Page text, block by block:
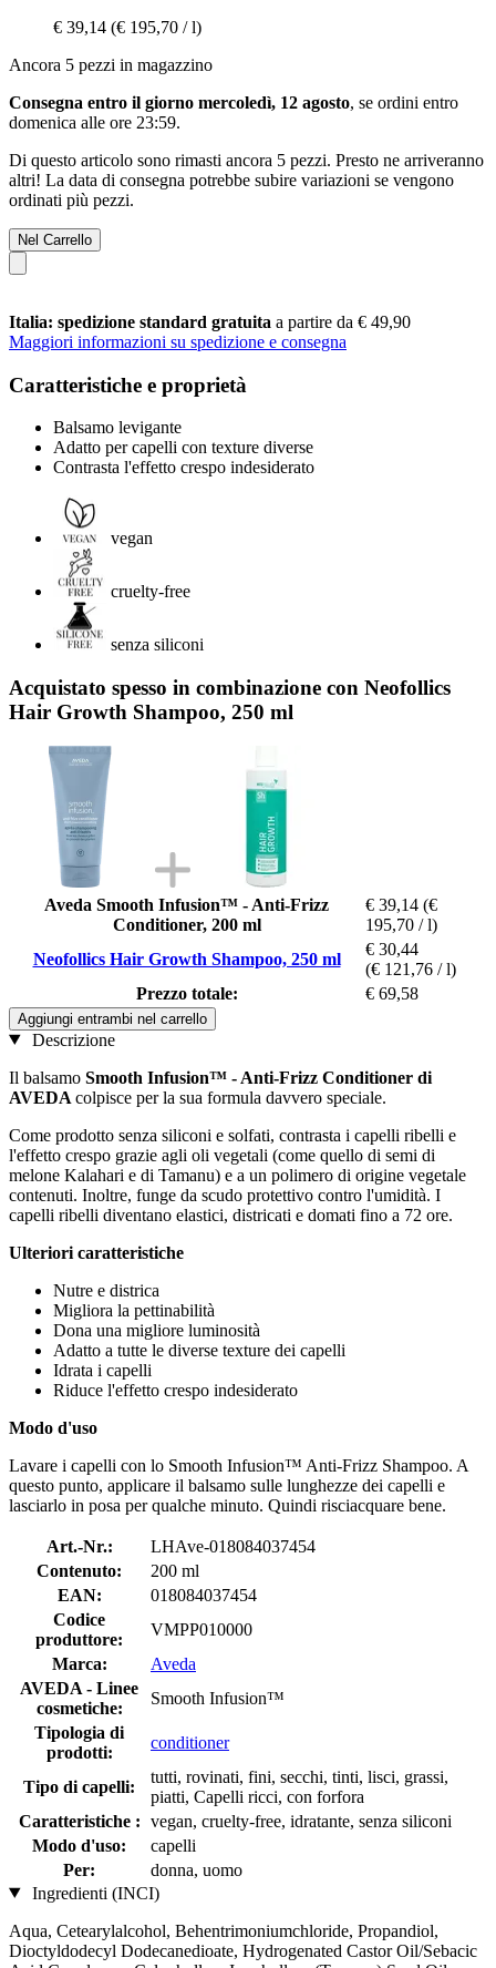
€ 39,14 (€ 195,70 / l)
Ancora 5 pezzi in magazzino
Consegna entro il giorno mercoledì, 12 agosto, se ordini entro
domenica alle ore 23:59.
Di questo articolo sono rimasti ancora 5 pezzi. Presto ne arriveranno
altri! La data di consegna potrebbe subire variazioni se vengono
ordinati più pezzi.
Nel Carrello
Italia: spedizione standard gratuita a partire da € 49,90
Maggiori informazioni su spedizione e consegna
Caratteristiche e proprietà
Balsamo levigante
Adatto per capelli con texture diverse
Contrasta l'effetto crespo indesiderato
vegan
cruelty-free
senza siliconi
Acquistato spesso in combinazione con Neofollics
Hair Growth Shampoo, 250 ml
Aveda Smooth Infusion™ - Anti-Frizz
Conditioner, 200 ml
€ 39,14 (€
195,70 / l)
Neofollics Hair Growth Shampoo, 250 ml
€ 30,44
(€ 121,76 / l)
Prezzo totale:
€ 69,58
Aggiungi entrambi nel carrello
Descrizione
Il balsamo Smooth Infusion™ - Anti-Frizz Conditioner di
AVEDA colpisce per la sua formula davvero speciale.
Come prodotto senza siliconi e solfati, contrasta i capelli ribelli e
l'effetto crespo grazie agli oli vegetali (come quello di semi di
melone Kalahari e di Tamanu) e a un polimero di origine vegetale
contenuti. Inoltre, funge da scudo protettivo contro l'umidità. I
capelli ribelli diventano elastici, districati e domati fino a 72 ore.
Ulteriori caratteristiche
Nutre e districa
Migliora la pettinabilità
Dona una migliore luminosità
Adatto a tutte le diverse texture dei capelli
Idrata i capelli
Riduce l'effetto crespo indesiderato
Modo d'uso
Lavare i capelli con lo Smooth Infusion™ Anti-Frizz Shampoo. A
questo punto, applicare il balsamo sulle lunghezze dei capelli e
lasciarlo in posa per qualche minuto. Quindi risciacquare bene.
Art.-Nr.:
LHAve-018084037454
Contenuto:
200 ml
EAN:
018084037454
Codice
produttore:
VMPP010000
Marca:
Aveda
AVEDA - Linee
cosmetiche:
Smooth Infusion™
Tipologia di
prodotti:
conditioner
Tipo di capelli:
tutti, rovinati, fini, secchi, tinti, lisci, grassi,
piatti, Capelli ricci, con forfora
Caratteristiche : vegan, cruelty-free, idratante, senza siliconi
Modo d'uso:
capelli
Per:
donna, uomo
Ingredienti (INCI)
Aqua, Cetearylalcohol, Behentrimoniumchloride, Propandiol,
Dioctyldodecyl Dodecanedioate, Hydrogenated Castor Oil/Sebacic